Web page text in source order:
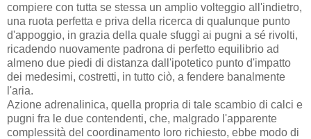
compiere con tutta se stessa un amplio volteggio all'indietro,
una ruota perfetta e priva della ricerca di qualunque punto
d'appoggio, in grazia della quale sfuggì ai pugni a sé rivolti,
ricadendo nuovamente padrona di perfetto equilibrio ad
almeno due piedi di distanza dall'ipotetico punto d'impatto
dei medesimi, costretti, in tutto ciò, a fendere banalmente
l'aria.
Azione adrenalinica, quella propria di tale scambio di calci e
pugni fra le due contendenti, che, malgrado l'apparente
complessità del coordinamento loro richiesto, ebbe modo di